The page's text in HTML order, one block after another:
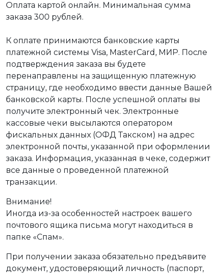
Оплата картой онлайн. Минимальная сумма
заказа 300 рублей.
К оплате принимаются банковские карты
платежной системы Visa, MasterCard, МИР. После
подтверждения заказа вы будете
перенаправлены на защищенную платежную
страницу, где необходимо ввести данные Вашей
банковской карты. После успешной оплаты вы
получите электронный чек. Электронные
кассовые чеки высылаются оператором
фискальных данных (ОФД Такском) на адрес
электронной почты, указанной при оформлении
заказа. Информация, указанная в чеке, содержит
все данные о проведенной платежной
транзакции.
Внимание!
Иногда из-за особенностей настроек вашего
почтового ящика письма могут находиться в
папке «Спам».
При получении заказа обязательно предъявите
документ, удостоверяющий личность (паспорт,